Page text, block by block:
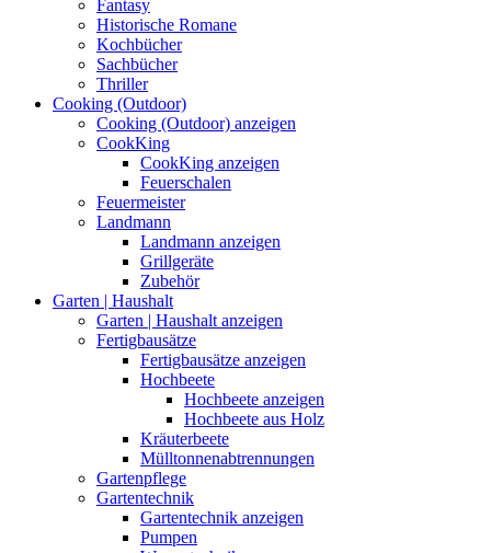
Fantasy
Historische Romane
Kochbücher
Sachbücher
Thriller
Cooking (Outdoor)
Cooking (Outdoor) anzeigen
CookKing
CookKing anzeigen
Feuerschalen
Feuermeister
Landmann
Landmann anzeigen
Grillgeräte
Zubehör
Garten | Haushalt
Garten | Haushalt anzeigen
Fertigbausätze
Fertigbausätze anzeigen
Hochbeete
Hochbeete anzeigen
Hochbeete aus Holz
Kräuterbeete
Mülltonnenabtrennungen
Gartenpflege
Gartentechnik
Gartentechnik anzeigen
Pumpen